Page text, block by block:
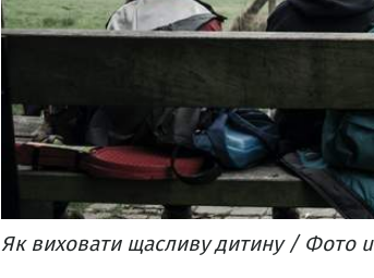
Як виховати щасливу дитину / Фото